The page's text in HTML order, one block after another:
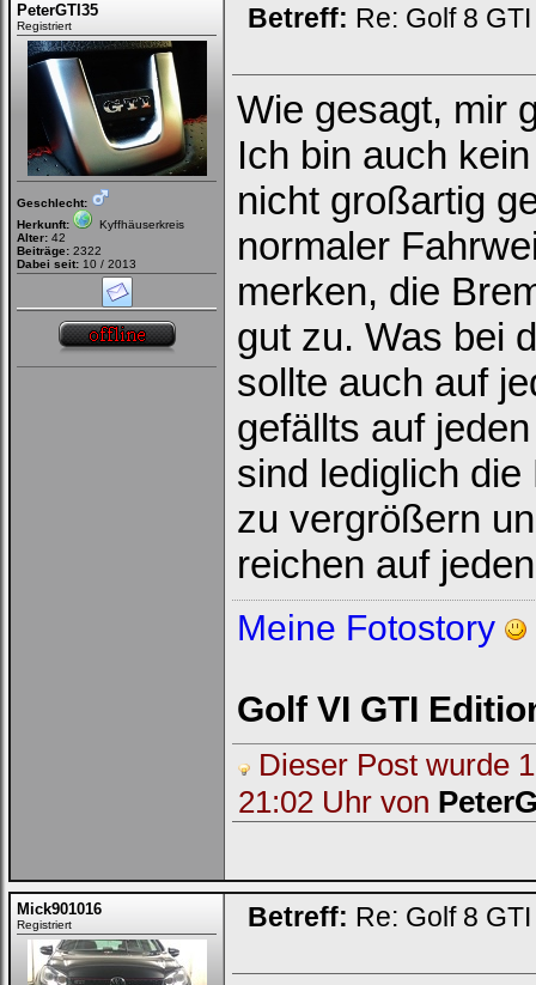
PeterGTI35
Registriert
Geschlecht:
Herkunft:
Kyffhäuserkreis
Alter: 42
Beiträge: 2322
Dabei seit: 10 / 2013
Betreff: Re: Golf 8
Wie gesagt, mir
Ich bin auch
nicht großartig
normaler
merken, die
gut zu. Was bei
sollte auch auf
gefällts auf
sind lediglich
zu vergrößern
reichen auf
Meine Fotostory
Golf VI GTI
Dieser Post wurde
21:02 Uhr von
Mick901016
Registriert Betreff: Re: Golf 8